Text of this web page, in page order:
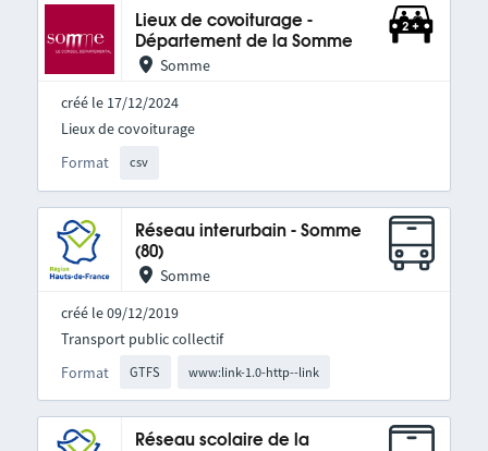
Lieux de covoiturage -
Département de la Somme
Somme
créé le 17/12/2024
Format csv
Lieux de covoiturage
Réseau interurbain - Somme
(80)
Somme
créé le 09/12/2019
Format GTFS www:link-1.0-http--link
Transport public collectif
Réseau scolaire de la